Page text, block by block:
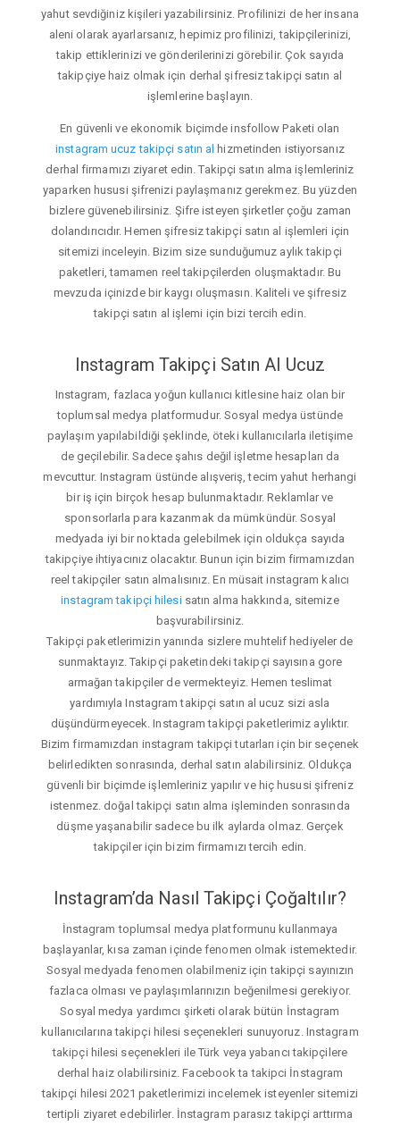
yahut sevdiğiniz kişileri yazabilirsiniz. Profilinizi de her insana
aleni olarak ayarlarsanız, hepimiz profilinizi, takipçilerinizi,
takip ettiklerinizi ve gönderilerinizi görebilir. Çok sayıda
takipçiye haiz olmak için derhal şifresiz takipçi satın al
işlemlerine başlayın.
En güvenli ve ekonomik biçimde insfollow Paketi olan
instagram ucuz takipçi satın al hizmetinden istiyorsanız
derhal firmamızı ziyaret edin. Takipçi satın alma işlemleriniz
yaparken hususi şifrenizi paylaşmanız gerekmez. Bu yüzden
bizlere güvenebilirsiniz. Şifre isteyen şirketler çoğu zaman
dolandırıcıdır. Hemen şifresiz takipçi satın al işlemleri için
sitemizi inceleyin. Bizim size sunduğumuz aylık takipçi
paketleri, tamamen reel takipçilerden oluşmaktadır. Bu
mevzuda içinizde bir kaygı oluşmasın. Kaliteli ve şifresiz
takipçi satın al işlemi için bizi tercih edin.
Instagram Takipçi Satın Al Ucuz
Instagram, fazlaca yoğun kullanıcı kitlesine haiz olan bir
toplumsal medya platformudur. Sosyal medya üstünde
paylaşım yapılabildiği şeklinde, öteki kullanıcılarla iletişime
de geçilebilir. Sadece şahıs değil işletme hesapları da
mevcuttur. Instagram üstünde alışveriş, tecim yahut herhangi
bir iş için birçok hesap bulunmaktadır. Reklamlar ve
sponsorlarla para kazanmak da mümkündür. Sosyal
medyada iyi bir noktada gelebilmek için oldukça sayıda
takipçiye ihtiyacınız olacaktır. Bunun için bizim firmamızdan
reel takipçiler satın almalısınız. En müsait instagram kalıcı
instagram takipçi hilesisatın alma hakkında, sitemize
başvurabilirsiniz.
Takipçi paketlerimizin yanında sizlere muhtelif hediyeler de
sunmaktayız. Takipçi paketindeki takipçi sayısına gore
armağan takipçiler de vermekteyiz. Hemen teslimat
yardımıyla Instagram takipçi satın al ucuz sizi asla
düşündürmeyecek. Instagram takipçi paketlerimiz aylıktır.
Bizim firmamızdan instagram takipçi tutarları için bir seçenek
belirledikten sonrasında, derhal satın alabilirsiniz. Oldukça
güvenli bir biçimde işlemleriniz yapılır ve hiç hususi şifreniz
istenmez. doğal takipçi satın alma işleminden sonrasında
düşme yaşanabilir sadece bu ilk aylarda olmaz. Gerçek
takipçiler için bizim firmamızı tercih edin.
Instagram’da Nasıl Takipçi Çoğaltılır?
İnstagram toplumsal medya platformunu kullanmaya
başlayanlar, kısa zaman içinde fenomen olmak istemektedir.
Sosyal medyada fenomen olabilmeniz için takipçi sayınızın
fazlaca olması ve paylaşımlarınızın beğenilmesi gerekiyor.
Sosyal medya yardımcı şirketi olarak bütün İnstagram
kullanıcılarına takipçi hilesi seçenekleri sunuyoruz. Instagram
takipçi hilesi seçenekleri ile Türk veya yabancı takipçilere
derhal haiz olabilirsiniz. Facebook ta takipci İnstagram
takipçi hilesi 2021 paketlerimizi incelemek isteyenler sitemizi
tertipli ziyaret edebilirler. İnstagram parasız takipçi arttırma